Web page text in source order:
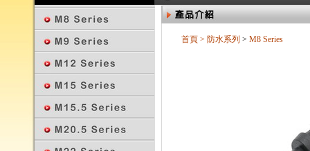
首頁 > 防水系列 > M8 Series